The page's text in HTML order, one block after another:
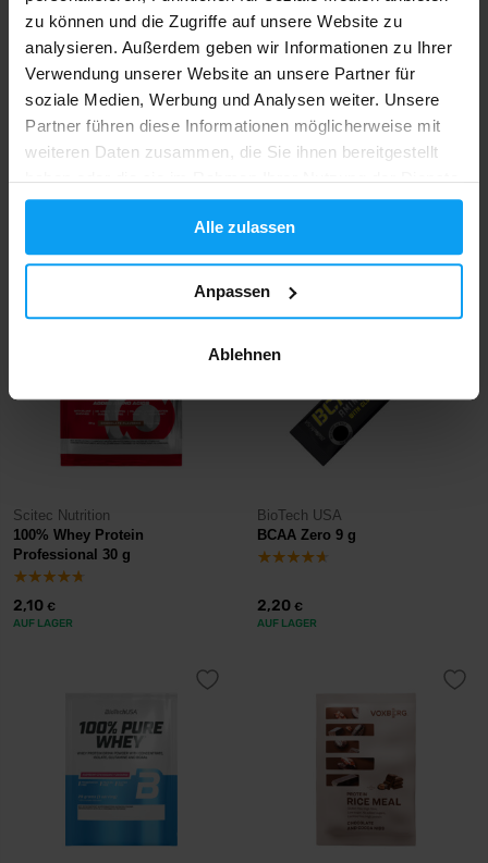
zu können und die Zugriffe auf unsere Website zu
analysieren. Außerdem geben wir Informationen zu Ihrer
Verwendung unserer Website an unsere Partner für
soziale Medien, Werbung und Analysen weiter. Unsere
Partner führen diese Informationen möglicherweise mit
weiteren Daten zusammen, die Sie ihnen bereitgestellt
haben oder die sie im Rahmen Ihrer Nutzung der Dienste
gesammelt haben.
Alle zulassen
Anpassen
Ablehnen
Nutrend
BioTech USA
2€
Scitec Nutrition
100% Whey Protein
Professional 30 g
2,10 €
AUF LAGER
BioTech USA
BCAA Zero 9 g
2,20 €
AUF LAGER